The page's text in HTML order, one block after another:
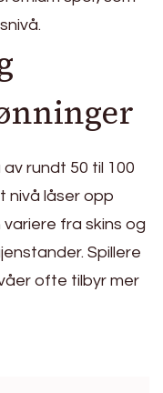
rundt 50 til 100
nivå låser opp
fra skins og
Spillere
ofte tilbyr mer